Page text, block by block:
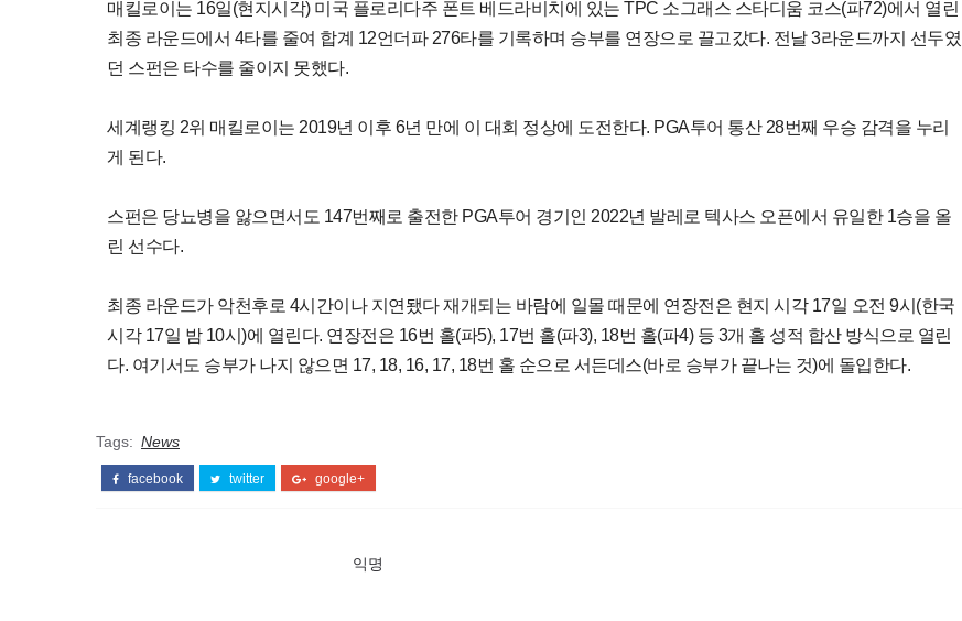
매킬로이는 16일(현지시각) 미국 플로리다주 폰트 베드라비치에 있는 TPC 소그래스 스타디움 코스(파72)에서 열린
최종 라운드에서 4타를 줄여 합계 12언더파 276타를 기록하며 승부를 연장으로 끌고갔다. 전날 3라운드까지 선두였
던 스펀은 타수를 줄이지 못했다.
세계랭킹 2위 매킬로이는 2019년 이후 6년 만에 이 대회 정상에 도전한다. PGA투어 통산 28번째 우승 감격을 누리
게 된다.
스펀은 당뇨병을 앓으면서도 147번째로 출전한 PGA투어 경기인 2022년 발레로 텍사스 오픈에서 유일한 1승을 올
린 선수다.
최종 라운드가 악천후로 4시간이나 지연됐다 재개되는 바람에 일몰 때문에 연장전은 현지 시각 17일 오전 9시(한국
시각 17일 밤 10시)에 열린다. 연장전은 16번 홀(파5), 17번 홀(파3), 18번 홀(파4) 등 3개 홀 성적 합산 방식으로 열린
다. 여기서도 승부가 나지 않으면 17, 18, 16, 17, 18번 홀 순으로 서든데스(바로 승부가 끝나는 것)에 돌입한다.
Tags: News
facebook twitter google+
익명